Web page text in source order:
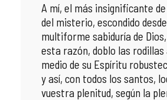
A mí, el más insignificante
del misterio, escondido
multiforme sabiduría de
esta razón, doblo las
medio de su Espíritu
y así, con todos los santos,
vuestra plenitud, según la